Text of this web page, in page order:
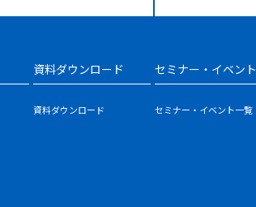
資料ダウンロード
資料ダウンロード
セミナー・イベント
セミナー・イベント一覧